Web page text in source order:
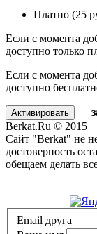
Платно (25
Если с момента
доступно только
Если с момента
доступно
Berkat.Ru © 2015
Сайт "Berkat" не
достоверность
обещаем делать
Email друга